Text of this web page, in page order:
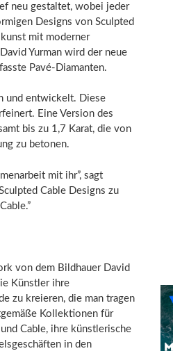
neu gestaltet, wobei jeder
Designs von Sculpted
mit moderner
David Yurman wird der neue
Pavé-Diamanten.
und entwickelt. Diese
Eine Version des
bis zu 1,7 Karat, die von
zu betonen.
mit ihr”, sagt
Cable Designs zu
von dem Bildhauer David
Künstler ihre
zu kreieren, die man tragen
Kollektionen für
Cable, ihre künstlerische
in den